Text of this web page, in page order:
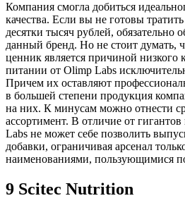
Компания смогла добиться
качества. Если вы не готовы
десятки тысяч рублей, обязательно
данный бренд. Но не стоит думать,
ценник является причиной низкого
питании от Olimp Labs
Причем их оставляют
в большей степени продукция
на них. К минусам можно отнести
ассортимент. В отличие от
Labs не может себе позволить
добавки, ограничивая арсенал
наименованиями, пользующимися
9 Scitec Nutrition